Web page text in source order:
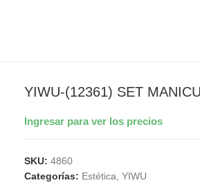
YIWU-(12361) SET
Ingresar para ver los precios
SKU: 4860
Categorías: Estética YIWU